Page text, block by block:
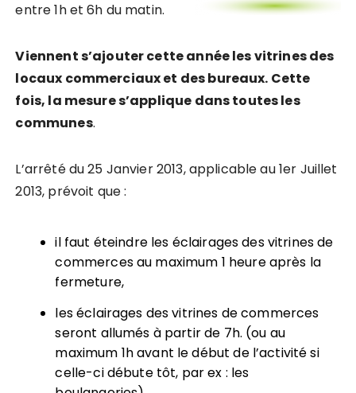
entre 1h et 6h du matin.
Viennent s’ajouter cette année les vitrines des
locaux commerciaux et des bureaux. Cette
fois, la mesure s’applique dans toutes les
communes.
L’arrêté du 25 Janvier 2013, applicable au 1er Juillet
2013, prévoit que :
il faut éteindre les éclairages des vitrines de
commerces au maximum 1 heure après la
fermeture,
les éclairages des vitrines de commerces
seront allumés à partir de 7h. (ou au
maximum 1h avant le début de l’activité si
celle-ci débute tôt, par ex : les